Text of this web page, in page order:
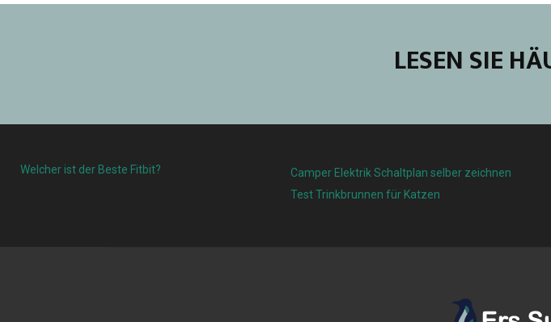
LESEN SIE
Welcher ist der Beste Fitbit?
Camper Elektrik Schaltplan selber zeichnen
Test Trinkbrunnen für Katzen